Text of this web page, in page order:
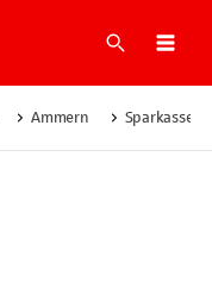
Suche
Ammern Sparkasse